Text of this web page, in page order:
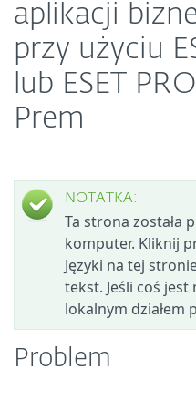
aplikacji
przy użyciu
lub ESET
Prem
NOTATKA:
Ta strona została
komputer. Kliknij
Języki na tej
tekst. Jeśli coś
lokalnym działem
Problem